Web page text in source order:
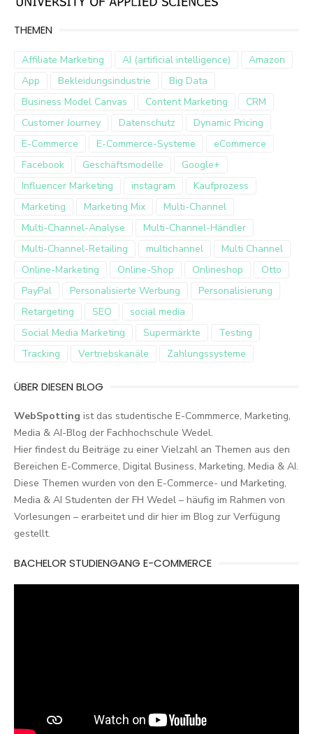
THEMEN
Affiliate Marketing AI (artificial intelligence)
Amazon
App
Bekleidungsindustrie
Big Data
Business Model Canvas
Content Marketing
CRM
Customer Journey
Datenschutz
Dynamic Pricing
E-Commerce
E-Commerce-Systeme
eCommerce
Facebook
Geschäftsmodelle
Google+
Influencer Marketing
instagram
Kaufprozess
Marketing
Marketing Mix
Multi-Channel
Multi-Channel-Analyse
Multi-Channel-Händler
Multi-Channel-Retailing
multichannel
Multi Channel
Online-Marketing
Online-Shop Onlineshop
Otto
PayPal
Personalisierte Werbung
Personalisierung
Retargeting
SEO
social media
Social Media Marketing
Supermärkte
Testing
Tracking
Vertriebskanäle Zahlungssysteme
ÜBER DIESEN BLOG
WebSpotting ist das studentische E-Commmerce, Marketing,
Media & AI-Blog der Fachhochschule Wedel.
Hier findest du Beiträge zu einer Vielzahl an Themen aus den
Bereichen E-Commerce, Digital Business, Marketing, Media & AI.
Diese Themen wurden von den E-Commerce- und Marketing,
Media & AI Studenten der FH Wedel – häufig im Rahmen von
Vorlesungen – erarbeitet und dir hier im Blog zur Verfügung
gestellt.
BACHELOR STUDIENGANG E-COMMERCE